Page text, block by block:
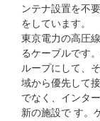
ンテナ設置を不
をしています。
東京電力の高圧
るケーブルです
ループにして、
域から優先して
でなく、インタ
新の施設で す。